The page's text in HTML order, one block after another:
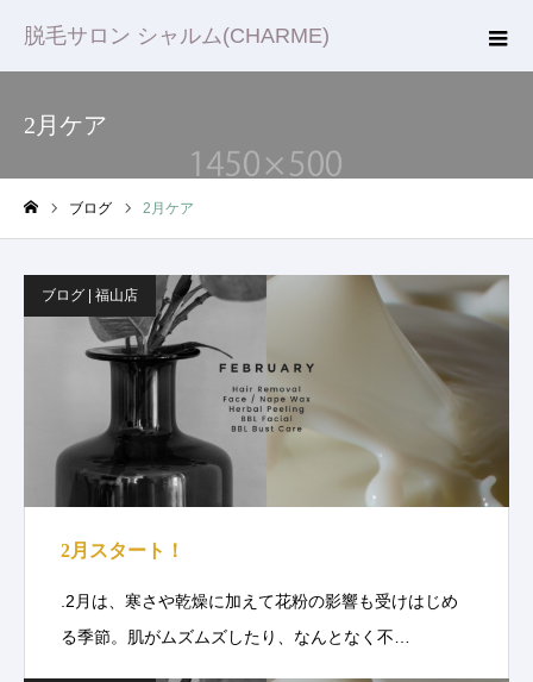
脱毛サロン シャルム(CHARME)
2月ケア
ブログ 2月ケア
ブログ | 福山店
2月スタート！
.2月は、寒さや乾燥に加えて花粉の影響も受けはじめ
る季節。肌がムズムズしたり、なんとなく不…